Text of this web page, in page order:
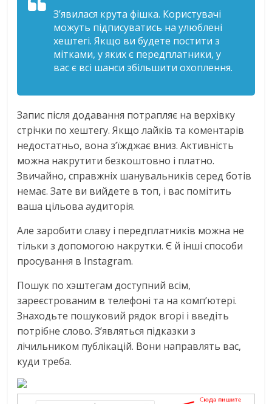
З’явилася крута фішка. Користувачі
можуть підписуватись на улюблені
хештегі. Якщо ви будете постити з
мітками, у яких є передплатники, у
вас є всі шанси збільшити охоплення.
Запис після додавання потрапляє на верхівку
стрічки по хештегу. Якщо лайків та коментарів
недостатньо, вона з’їжджає вниз. Активність
можна накрутити безкоштовно і платно.
Звичайно, справжніх шанувальників серед ботів
немає. Зате ви вийдете в топ, і вас помітить
ваша цільова аудиторія.
Але заробити славу і передплатників можна не
тільки з допомогою накрутки. Є й інші способи
просування в Instagram.
Пошук по хэштегам доступний всім,
зареєстрованим в телефоні та на комп’ютері.
Знаходьте пошуковий рядок вгорі і введіть
потрібне слово. З’являться підказки з
лічильником публікацій. Вони направлять вас,
куди треба.